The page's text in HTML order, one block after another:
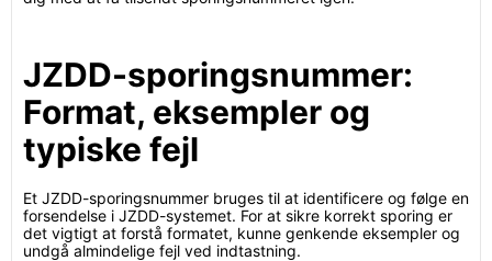
JZDD-sporingsnummer:
Format, eksempler og
typiske fejl
Et JZDD-sporingsnummer bruges til at identificere og følge en
forsendelse i JZDD-systemet. For at sikre korrekt sporing er
det vigtigt at forstå formatet, kunne genkende eksempler og
undgå almindelige fejl ved indtastning.